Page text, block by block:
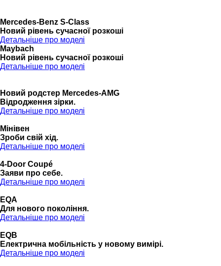
Mercedes-Benz S-Class
Новий рівень сучасної розкоші
Детальніше про моделі
Maybach
Новий рівень сучасної розкоші
Детальніше про моделі
Новий родстер Mercedes-AMG
Відродження зірки.
Детальніше про моделі
Мінівен
Зроби свій хід.
Детальніше про моделі
4-Door Coupé
Заяви про себе.
Детальніше про моделі
EQA
Для нового покоління.
Детальніше про моделі
EQB
Електрична мобільність у новому вимірі.
Детальніше про моделі